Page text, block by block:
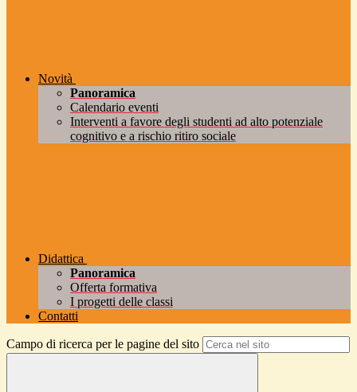
Novità
Panoramica
Calendario eventi
Interventi a favore degli studenti ad alto potenziale
cognitivo e a rischio ritiro sociale
Didattica
Panoramica
Offerta formativa
I progetti delle classi
Contatti
Campo di ricerca per le pagine del sito